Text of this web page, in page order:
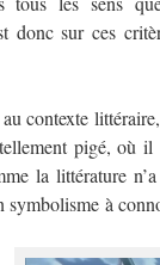
donc sur ces
contexte
pigé, où
la littérature
à